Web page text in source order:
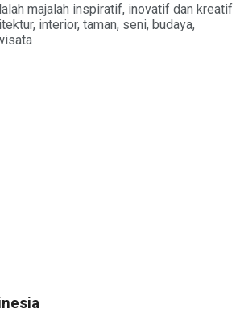
majalah inspiratif, inovatif dan kreatif
interior, taman, seni, budaya,